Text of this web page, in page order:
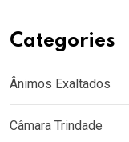
Categories
Ânimos Exaltados
Câmara Trindade